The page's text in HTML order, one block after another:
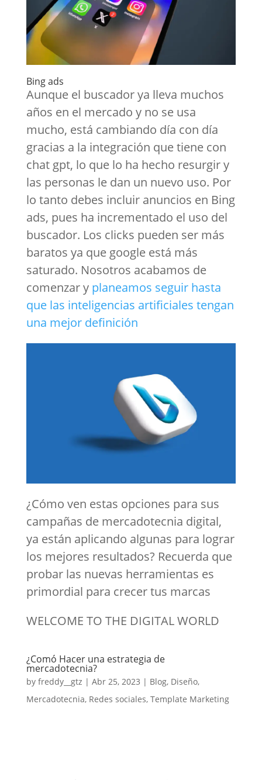
Bing ads
Aunque el buscador ya lleva muchos
años en el mercado y no se usa
mucho, está cambiando día con día
gracias a la integración que tiene con
chat gpt, lo que lo ha hecho resurgir y
las personas le dan un nuevo uso. Por
lo tanto debes incluir anuncios en Bing
ads, pues ha incrementado el uso del
buscador. Los clicks pueden ser más
baratos ya que google está más
saturado. Nosotros acabamos de
comenzar y planeamos seguir hasta
que las inteligencias artificiales tengan
una mejor definición
¿Cómo ven estas opciones para sus
campañas de mercadotecnia digital,
ya están aplicando algunas para lograr
los mejores resultados? Recuerda que
probar las nuevas herramientas es
primordial para crecer tus marcas
WELCOME TO THE DIGITAL WORLD
¿Comó Hacer una estrategia de
mercadotecnia?
by freddy__gtz | Abr 25, 2023 | Blog, Diseño,
Mercadotecnia, Redes sociales, Template Marketing